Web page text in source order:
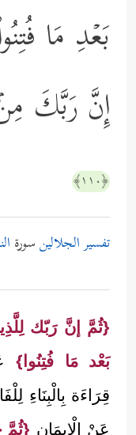
بَعۡدِ مَا
إِنَّ رَبَّكَ
﴿١١٠﴾
تفسير الجلالينسورة
{ثُمَّ إنَّ رَبّك
بَعْد مَا فُتِنُوا}
قِرَاءَة بِالْبِنَاءِ
عَنْ الْإِيمَان {ثُمَّ